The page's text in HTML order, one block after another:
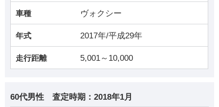
車種 ヴォクシー
年式 2017年/平成29年
走行距離 5,001～10,000
60代男性 査定時期： 2018年1月